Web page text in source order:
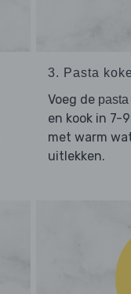
3. Pasta
Voeg de pasta
en kook in 7-
met warm
uitlekken.